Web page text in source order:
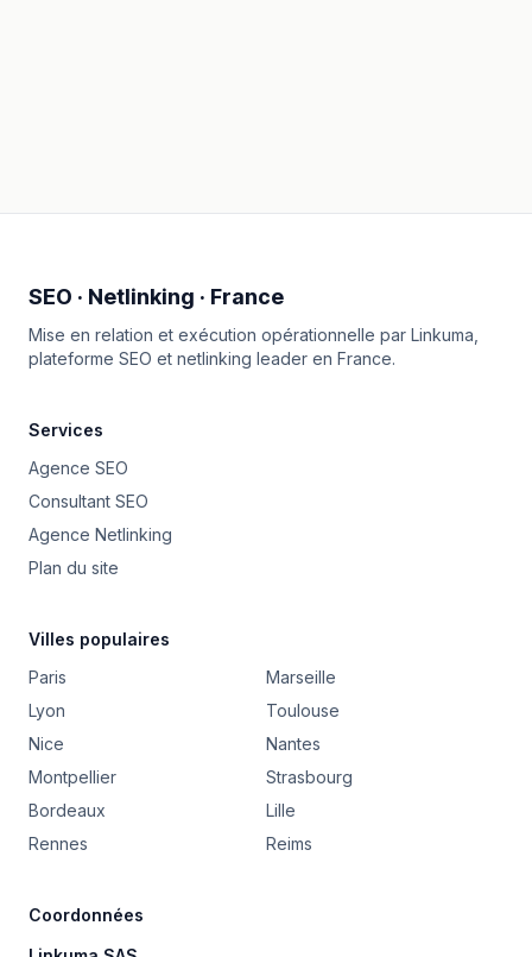
SEO · Netlinking · France
Mise en relation et exécution opérationnelle par Linkuma
plateforme SEO et netlinking leader en France.
Services
Agence SEO
Consultant SEO
Agence Netlinking
Plan du site
Villes populaires
Paris
Marseille
Lyon
Toulouse
Nice
Nantes
Montpellier
Strasbourg
Bordeaux
Lille
Rennes
Reims
Coordonnées